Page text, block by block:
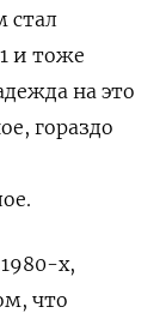
стал
и тоже
на это
гораздо
х,
что